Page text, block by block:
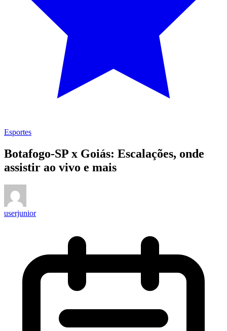
Esportes
Botafogo-SP x Goiás: Escalações, onde
assistir ao vivo e mais
userjunior